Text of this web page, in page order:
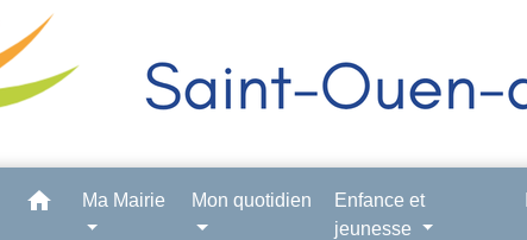
home Ma Mairie Mon quotidien
Enfance et
jeunesse